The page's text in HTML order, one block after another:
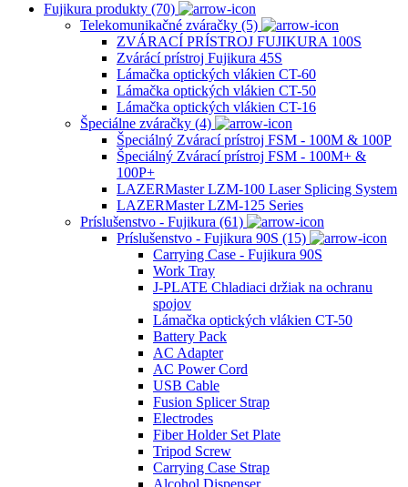
Fujikura produkty (70)
Telekomunikačné zváračky (5)
ZVÁRACÍ PRÍSTROJ FUJIKURA 100S
Zvárácí prístroj Fujikura 45S
Lámačka optických vlákien CT-60
Lámačka optických vlákien CT-50
Lámačka optických vlákien CT-16
Špeciálne zváračky (4)
Špeciálný Zvárací prístroj FSM - 100M & 100P
Špeciálný Zvárací prístroj FSM - 100M+ &
100P+
LAZERMaster LZM-100 Laser Splicing System
LAZERMaster LZM-125 Series
Príslušenstvo - Fujikura (61)
Príslušenstvo - Fujikura 90S (15)
Carrying Case - Fujikura 90S
Work Tray
J-PLATE Chladiaci držiak na ochranu
spojov
Lámačka optických vlákien CT-50
Battery Pack
AC Adapter
AC Power Cord
USB Cable
Fusion Splicer Strap
Electrodes
Fiber Holder Set Plate
Tripod Screw
Carrying Case Strap
Alcohol Dispenser